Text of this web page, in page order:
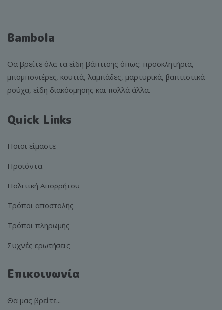
Bambola
Θα βρείτε όλα τα είδη βάπτισης όπως: προσκλητήρια,
μπομπονιέρες, κουτιά, λαμπάδες, μαρτυρικά, βαπτιστικά
ρούχα, είδη διακόσμησης και πολλά άλλα.
Quick Links
Ποιοι είμαστε
Προϊόντα
Πολιτική Απορρήτου
Τρόποι αποστολής
Τρόποι πληρωμής
Συχνές ερωτήσεις
Επικοινωνία
Θα μας βρείτε...